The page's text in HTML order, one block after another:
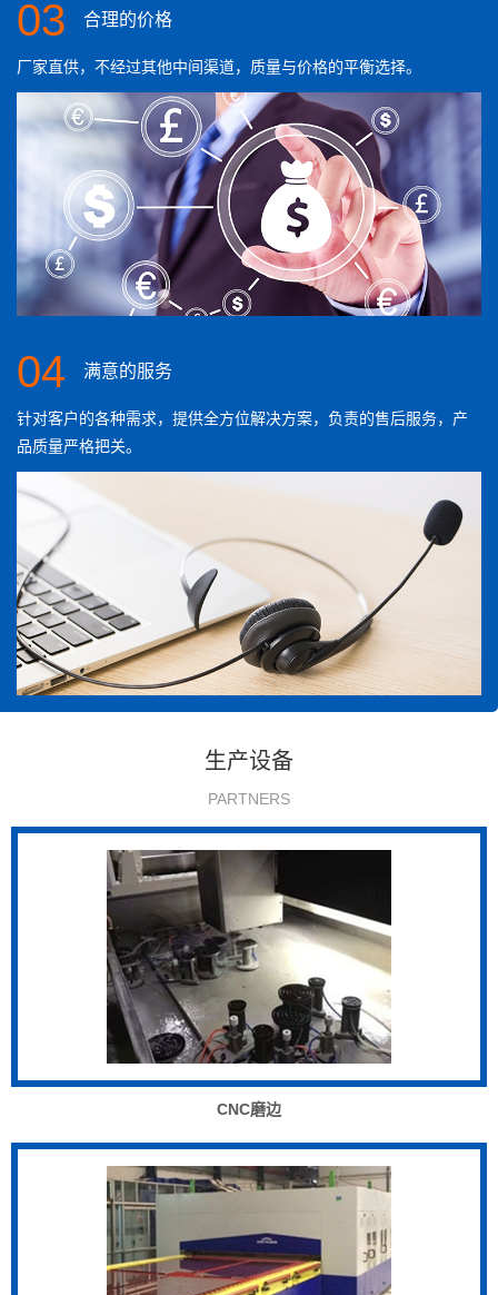
03 合理的价格
厂家直供，不经过其他中间渠道，质量与价格的平衡选择。
04 满意的服务
针对客户的各种需求，提供全方位解决方案，负责的售后服务，产
品质量严格把关。
生产设备
PARTNERS
CNC磨边